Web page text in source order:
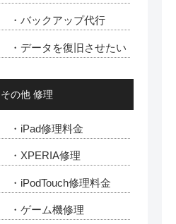
・バックアップ代行
・データを復旧させたい
その他 修理
・iPad修理料金
・XPERIA修理
・iPodTouch修理料金
・ゲーム機修理